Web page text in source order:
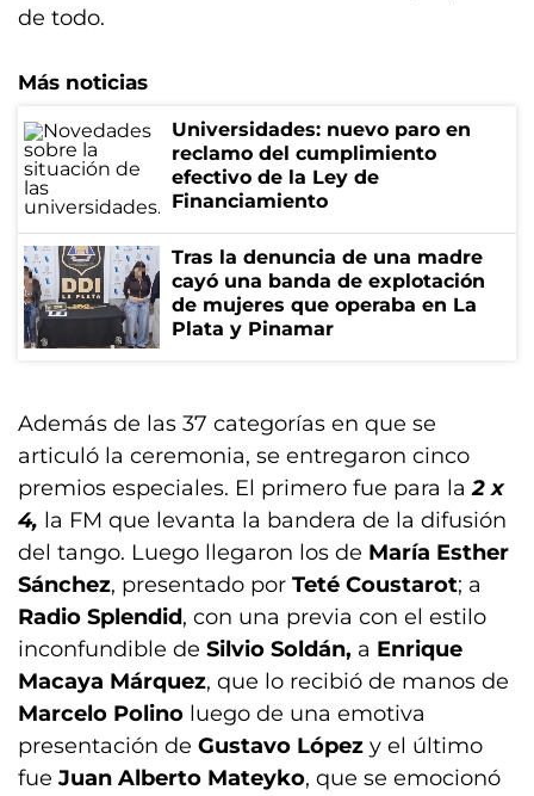
de todo.
Más noticias
Universidades: nuevo paro en
reclamo del cumplimiento
efectivo de la Ley de
Financiamiento
Tras la denuncia de una madre
cayó una banda de explotación
de mujeres que operaba en La
Plata y Pinamar
Además de las 37 categorías en que se
articuló la ceremonia, se entregaron cinco
premios especiales. El primero fue para la2 x
4, la FM que levanta la bandera de la difusión
del tango. Luego llegaron los de María Esther
Sánchez, presentado por Teté Coustarot; a
Radio Splendid, con una previa con el estilo
inconfundible de Silvio Soldán, a Enrique
Macaya Márquez, que lo recibió de manos de
Marcelo Polino luego de una emotiva
presentación de Gustavo López y el último
fue Juan Alberto Mateyko, que se emocionó